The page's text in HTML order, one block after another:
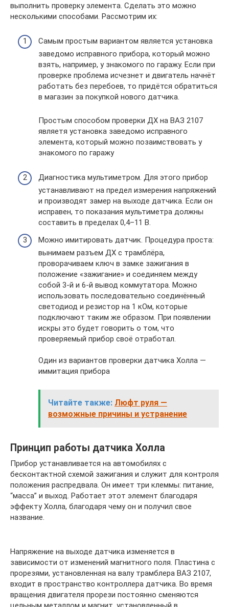
выполнить проверку элемента. Сделать это можно
несколькими способами. Рассмотрим их:
Самым простым вариантом является установка
заведомо исправного прибора, который можно
взять, например, у знакомого по гаражу. Если при
проверке проблема исчезнет и двигатель начнёт
работать без перебоев, то придётся обратиться
в магазин за покупкой нового датчика.
Простым способом проверки ДХ на ВАЗ 2107
являетя установка заведомо исправного
элемента, который можно позаимствовать у
знакомого по гаражу
Диагностика мультиметром. Для этого прибор
устанавливают на предел измерения напряжений
и производят замер на выходе датчика. Если он
исправен, то показания мультиметра должны
составить в пределах 0,4–11 В.
Можно имитировать датчик. Процедура проста:
вынимаем разъем ДХ с трамблёра,
проворачиваем ключ в замке зажигания в
положение «зажигание» и соединяем между
собой 3-й и 6-й вывод коммутатора. Можно
использовать последовательно соединённый
светодиод и резистор на 1 кОм, которые
подключают таким же образом. При появлении
искры это будет говорить о том, что
проверяемый прибор своё отработал.
Один из вариантов проверки датчика Холла —
иммитация прибора
Читайте также: Люфт руля —
возможные причины и устранение
Принцип работы датчика Холла
Прибор устанавливается на автомобилях с
бесконтактной схемой зажигания и служит для контроля
положения распредвала. Он имеет три клеммы: питание,
“масса” и выход. Работает этот элемент благодаря
эффекту Холла, благодаря чему он и получил свое
название.
Напряжение на выходе датчика изменяется в
зависимости от изменений магнитного поля. Пластина с
прорезями, установленная на валу трамблера ВАЗ 2107,
входит в пространство контроллера датчика. Во время
вращения двигателя прорези постоянно сменяются